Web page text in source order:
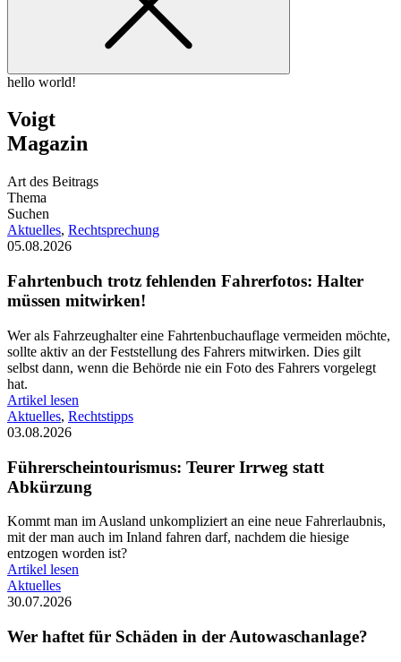
hello world!
Voigt
Magazin
Art des Beitrags
Thema
Suchen
Aktuelles, Rechtsprechung
05.08.2026
Fahrtenbuch trotz fehlenden Fahrerfotos: Halter
müssen mitwirken!
Wer als Fahrzeughalter eine Fahrtenbuchauflage vermeiden möchte,
sollte aktiv an der Feststellung des Fahrers mitwirken. Dies gilt
selbst dann, wenn die Behörde nie ein Foto des Fahrers vorgelegt
hat.
Artikel lesen
Aktuelles, Rechtstipps
03.08.2026
Führerscheintourismus: Teurer Irrweg statt
Abkürzung
Kommt man im Ausland unkompliziert an eine neue Fahrerlaubnis,
mit der man auch im Inland fahren darf, nachdem die hiesige
entzogen worden ist?
Artikel lesen
Aktuelles
30.07.2026
Wer haftet für Schäden in der Autowaschanlage?